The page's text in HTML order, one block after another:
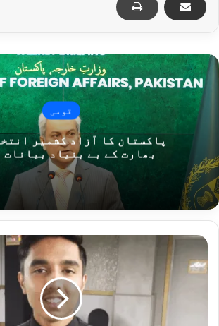
قومی
پاکستان کا آزاد کشمیر
بھارت کے بے بنیاد بیانات
پ
ا
ک